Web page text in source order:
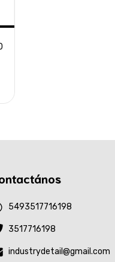
5493517716198
3517716198
industrydetail@gmail.com